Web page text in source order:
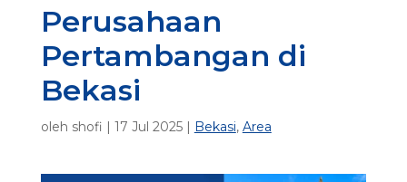
Perusahaan
Pertambangan di
Bekasi
oleh shofi | 17 Jul 2025| Bekasi, Area